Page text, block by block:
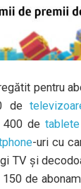
pentru
de
400 de tablete
-uri cu
TV și
de